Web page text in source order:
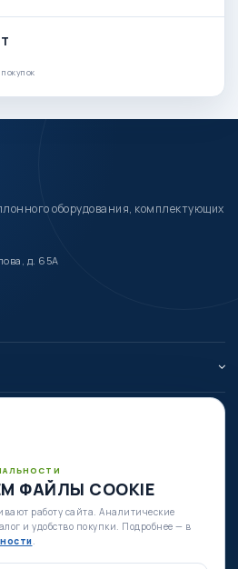
оборудования, комплектующих
д. 65А
ФАЙЛЫ COOKIE
работу сайта. Аналитические
и удобство покупки. Подробнее — в
.